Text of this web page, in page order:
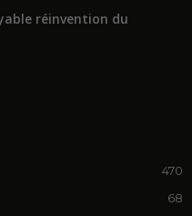
réinvention du
470
68